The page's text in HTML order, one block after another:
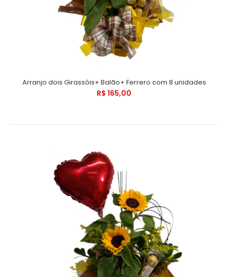
Arranjo dois Girassóis+ Balão+ Ferrero com 8 unidades
R$ 165,00